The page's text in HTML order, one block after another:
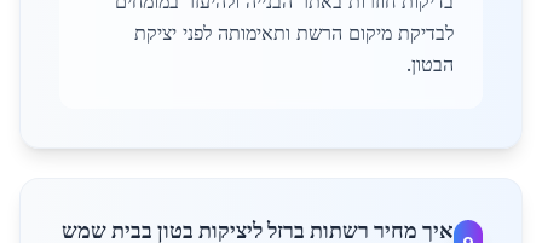
לבדיקת מיקום הרשת ותאימותה לפני יציקת
הבטון.
איך מחיר רשתות ברזל ליציקות בטון בבית שמש